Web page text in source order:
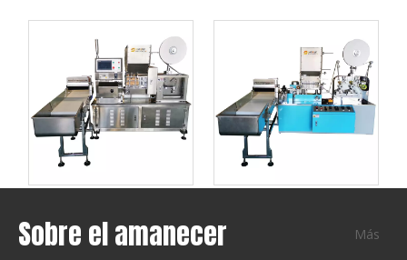
paja individual completa
LG-58s
embalaje LG-51Y
Sobre el amanecer Más